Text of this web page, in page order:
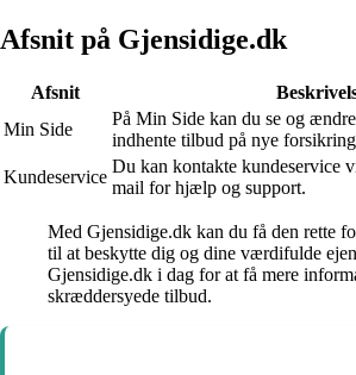
Afsnit på Gjensidige.dk
Afsnit
Min Side
På Min Side kan du se og
indhente tilbud på nye
Kundeservice
Du kan kontakte kundeservice
mail for hjælp og support.
Med Gjensidige.dk kan du få den rette
til at beskytte dig og dine værdifulde
Gjensidige.dk i dag for at få mere
skræddersyede tilbud.